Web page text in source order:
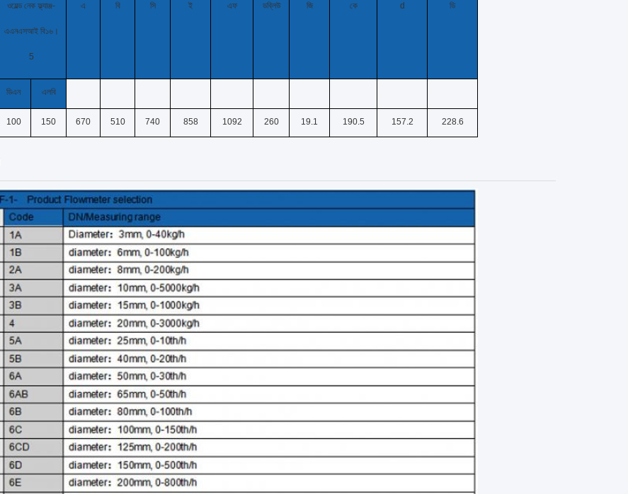
ওয়েল্ড নেক ফ্ল্যাঞ্জ-
এএনএসআই বি১৬।
5
এ বি সি ই এফ ডব্লিউ জি কে d ডি
ডিএন এলবি
100 150 670 510 740 858 1092 260 19.1 190.5 157.2 228.6